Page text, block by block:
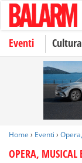
Eventi Cultura
Home › Eventi ›
OPERA, MUSICAL